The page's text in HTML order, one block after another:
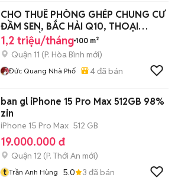
CHO THUÊ PHÒNG GHÉP CHUNG CƯ
ĐẦM SEN, BẮC HẢI Q10, THOẠI
NGỌC HẦU
1,2 triệu/tháng 100 m²
Quận 11 (P. Hòa Bình mới)
Đức Quang Nhà Phố 4đã bán
ban gl iPhone 15 Pro Max 512GB 98%
zin
iPhone 15 Pro Max 512 GB
19.000.000 đ
Quận 12 (P. Thới An mới)
t Trần Anh Hùng 5.0 3 đã bán